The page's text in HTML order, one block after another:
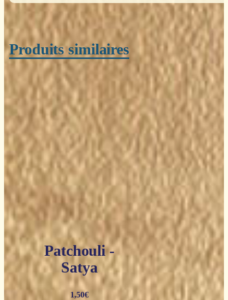
Produits similaires
Patchouli -
Satya
1,50€